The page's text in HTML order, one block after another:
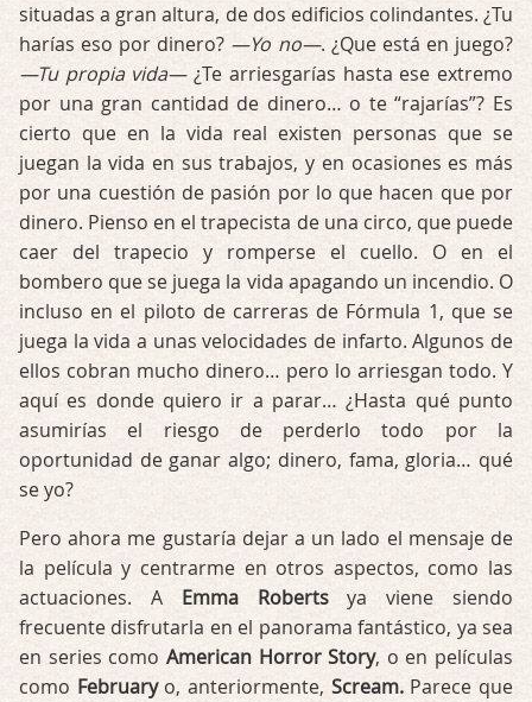
situadas a gran altura, de dos edificios colindantes. ¿Tu
harías eso por dinero? —Yo no—. ¿Que está en juego?
—Tu propia vida—¿Te arriesgarías hasta ese extremo
por una gran cantidad de dinero… o te “rajarías”? Es
cierto que en la vida real existen personas que se
juegan la vida en sus trabajos, y en ocasiones es más
por una cuestión de pasión por lo que hacen que por
dinero. Pienso en el trapecista de una circo, que puede
caer del trapecio y romperse el cuello. O en el
bombero que se juega la vida apagando un incendio. O
incluso en el piloto de carreras de Fórmula 1, que se
juega la vida a unas velocidades de infarto. Algunos de
ellos cobran mucho dinero… pero lo arriesgan todo. Y
aquí es donde quiero ir a parar… ¿Hasta qué punto
asumirías el riesgo de perderlo todo por la
oportunidad de ganar algo; dinero, fama, gloria… qué
se yo?
Pero ahora me gustaría dejar a un lado el mensaje de
la película y centrarme en otros aspectos, como las
actuaciones. A Emma Robertsya viene siendo
frecuente disfrutarla en el panorama fantástico, ya sea
en series como American Horror Story, o en películas
como Februaryo, anteriormente, Scream.Parece que